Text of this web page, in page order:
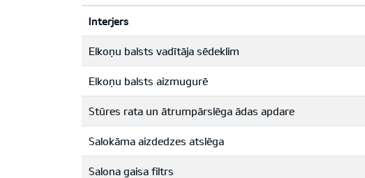
Interjers
Elkoņu balsts vadītāja sēdeklim
Elkoņu balsts aizmugurē
Stūres rata un ātrumpārslēga ādas apdare
Salokāma aizdedzes atslēga
Salona gaisa filtrs